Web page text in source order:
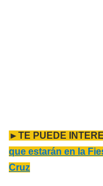
►TE PUEDE
que estarán en la
Cruz